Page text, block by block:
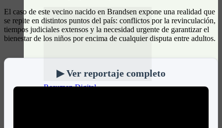
Resumen Digital
El caso de este vecino nacido en Brandsen expone una realidad que
se repite en distintos puntos del país: conflictos por la revinculación,
tiempos judiciales extensos y la necesidad urgente de garantizar el
bienestar de los niños por encima de cualquier disputa entre adultos.
▶ Ver reportaje completo